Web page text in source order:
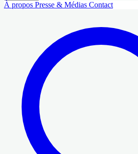
À propos Presse & Médias Contact